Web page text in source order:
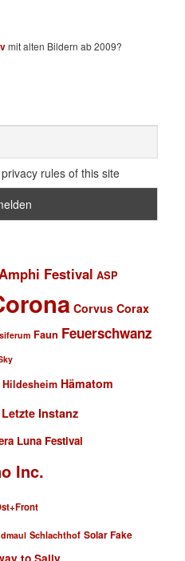
mit alten Bildern ab 2009?
rules of this site
Amphi Festival ASP
Corvus Corax
Faun Feuerschwanz
Hildesheim Hämatom
Letzte Instanz
Luna Festival
Inc.
Schlachthof Solar Fake